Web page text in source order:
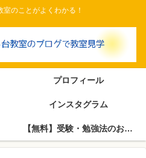
のことがよくわかる！
プロフィール
インスタグラム
【無料】受験・勉強法のお悩み相談室（塾長がブログで回答します）